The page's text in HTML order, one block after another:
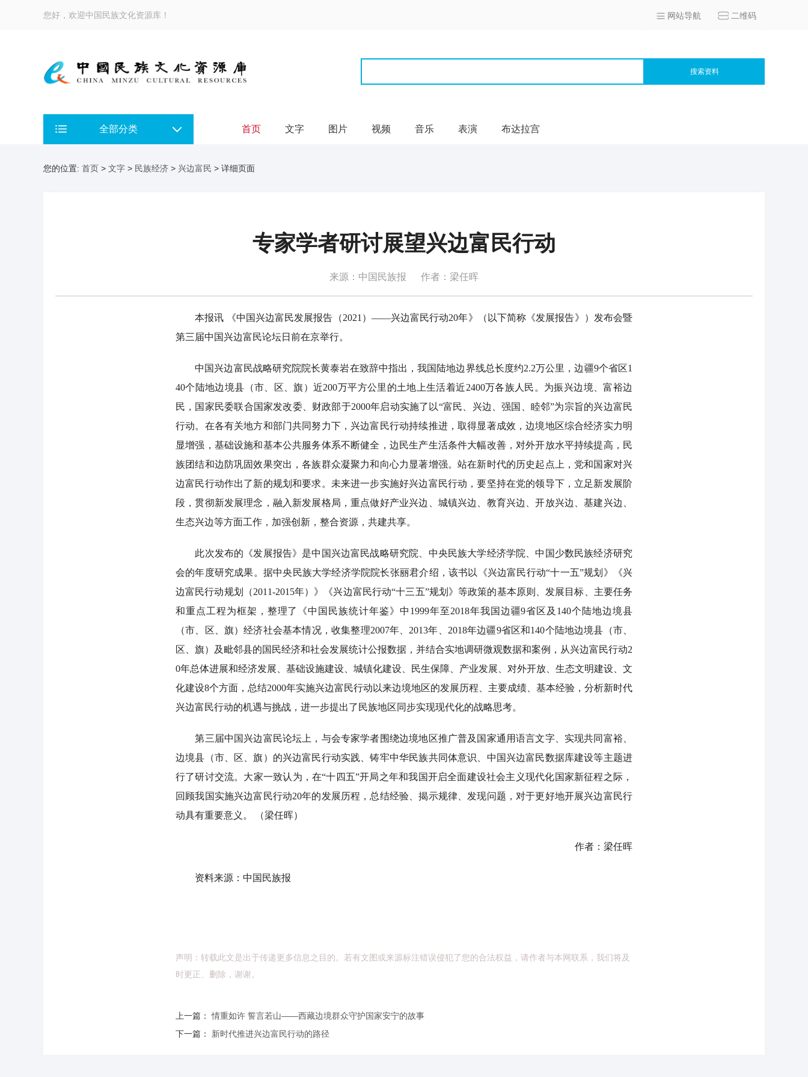
您好，欢迎中国民族文化资源库！ 网站导航 二维码
搜索资料
全部分类 首页 文字 图片 视频 音乐 表演 布达拉宫
您的位置: 首页 > 文字 > 民族经济 > 兴边富民 > 详细页面
专家学者研讨展望兴边富民行动
来源：中国民族报 作者：梁任晖
本报讯 《中国兴边富民发展报告（2021）——兴边富民行动20年》（以下简称《发展报告》）发布会暨
第三届中国兴边富民论坛日前在京举行。
中国兴边富民战略研究院院长黄泰岩在致辞中指出，我国陆地边界线总长度约2.2万公里，边疆9个省区1
40个陆地边境县（市、区、旗）近200万平方公里的土地上生活着近2400万各族人民。为振兴边境、富裕边
民，国家民委联合国家发改委、财政部于2000年启动实施了以“富民、兴边、强国、睦邻”为宗旨的兴边富民
行动。在各有关地方和部门共同努力下，兴边富民行动持续推进，取得显著成效，边境地区综合经济实力明
显增强，基础设施和基本公共服务体系不断健全，边民生产生活条件大幅改善，对外开放水平持续提高，民
族团结和边防巩固效果突出，各族群众凝聚力和向心力显著增强。站在新时代的历史起点上，党和国家对兴
边富民行动作出了新的规划和要求。未来进一步实施好兴边富民行动，要坚持在党的领导下，立足新发展阶
段，贯彻新发展理念，融入新发展格局，重点做好产业兴边、城镇兴边、教育兴边、开放兴边、基建兴边、
生态兴边等方面工作，加强创新，整合资源，共建共享。
此次发布的《发展报告》是中国兴边富民战略研究院、中央民族大学经济学院、中国少数民族经济研究
会的年度研究成果。据中央民族大学经济学院院长张丽君介绍，该书以《兴边富民行动“十一五”规划》《兴
边富民行动规划（2011-2015年）》《兴边富民行动“十三五”规划》等政策的基本原则、发展目标、主要任务
和重点工程为框架，整理了《中国民族统计年鉴》中1999年至2018年我国边疆9省区及140个陆地边境县
（市、区、旗）经济社会基本情况，收集整理2007年、2013年、2018年边疆9省区和140个陆地边境县（市、
区、旗）及毗邻县的国民经济和社会发展统计公报数据，并结合实地调研微观数据和案例，从兴边富民行动2
0年总体进展和经济发展、基础设施建设、城镇化建设、民生保障、产业发展、对外开放、生态文明建设、文
化建设8个方面，总结2000年实施兴边富民行动以来边境地区的发展历程、主要成绩、基本经验，分析新时代
兴边富民行动的机遇与挑战，进一步提出了民族地区同步实现现代化的战略思考。
第三届中国兴边富民论坛上，与会专家学者围绕边境地区推广普及国家通用语言文字、实现共同富裕、
边境县（市、区、旗）的兴边富民行动实践、铸牢中华民族共同体意识、中国兴边富民数据库建设等主题进
行了研讨交流。大家一致认为，在“十四五”开局之年和我国开启全面建设社会主义现代化国家新征程之际，
回顾我国实施兴边富民行动20年的发展历程，总结经验、揭示规律、发现问题，对于更好地开展兴边富民行
动具有重要意义。 （梁任晖）
作者：梁任晖
资料来源：中国民族报
声明：转载此文是出于传递更多信息之目的。若有文图或来源标注错误侵犯了您的合法权益，请作者与本网联系，我们将及
时更正、删除，谢谢。
上一篇：情重如许 誓言若山——西藏边境群众守护国家安宁的故事
下一篇： 新时代推进兴边富民行动的路径